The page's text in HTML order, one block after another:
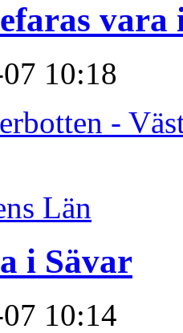
vara
10:18
-
Län
i Sävar
10:14